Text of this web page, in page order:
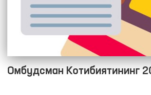
Омбудсман Котибиятининг